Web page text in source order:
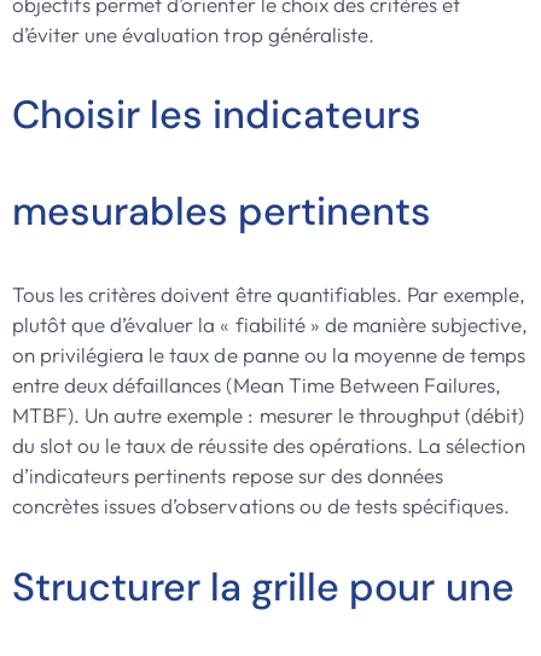
d’éviter une évaluation trop généraliste.
Choisir les indicateurs
mesurables pertinents
Tous les critères doivent être quantifiables. Par exemple,
plutôt que d’évaluer la « fiabilité » de manière subjective,
on privilégiera le taux de panne ou la moyenne de temps
entre deux défaillances (Mean Time Between Failures,
MTBF). Un autre exemple : mesurer le throughput (débit)
du slot ou le taux de réussite des opérations. La sélection
d’indicateurs pertinents repose sur des données
concrètes issues d’observations ou de tests spécifiques.
Structurer la grille pour une